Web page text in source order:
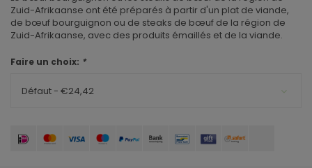
Zuid-Afrikaanse ont été préparés à partir d'un plat de viande,
de bœuf bourguignon ou de steaks de bœuf de la région de
Zuid-Afrikaanse, avec des produits émaillés et de la viande.
Faire un choix: *
Défaut - €24,42